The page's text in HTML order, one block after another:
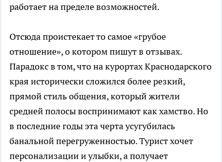
работает на пределе возможностей.
Отсюда проистекает то самое «грубое
отношение», о котором пишут в отзывах.
Парадокс в том, что на курортах Краснодарского
края исторически сложился более резкий,
прямой стиль общения, который жители
средней полосы воспринимают как хамство. Но
в последние годы эта черта усугубилась
банальной перегруженностью. Турист хочет
персонализации и улыбки, а получает